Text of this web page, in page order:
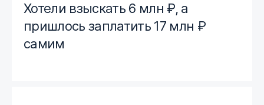
Хотели взыскать 6 млн ₽, а
пришлось заплатить 17 млн ₽
самим